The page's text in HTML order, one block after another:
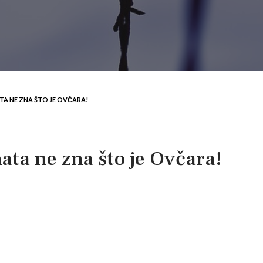
NE ZNA ŠTO JE OVČARA!
ne zna što je Ovčara!